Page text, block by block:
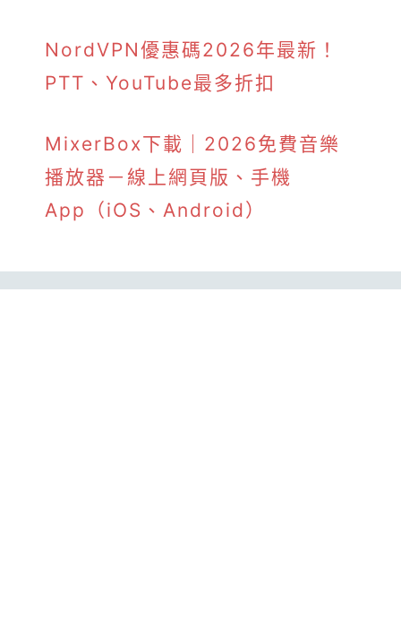
NordVPN優惠碼2026年最新！
PTT、YouTube最多折扣
MixerBox下載｜2026免費音樂
播放器－線上網頁版、手機
App（iOS、Android）